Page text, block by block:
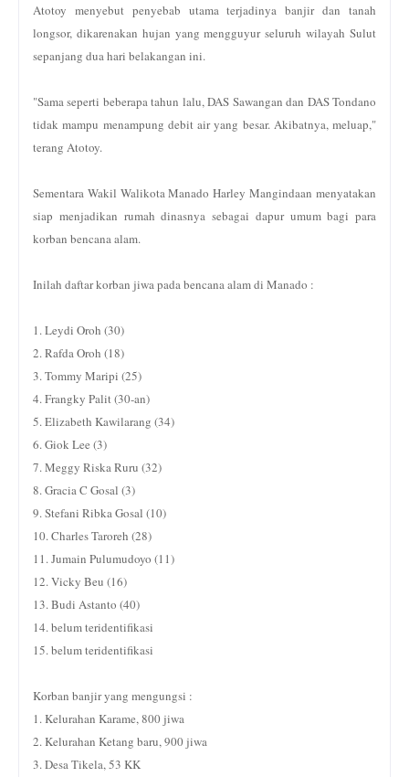
Atotoy menyebut penyebab utama terjadinya banjir dan tanah
longsor, dikarenakan hujan yang mengguyur seluruh wilayah Sulut
sepanjang dua hari belakangan ini.
"Sama seperti beberapa tahun lalu, DAS Sawangan dan DAS Tondano
tidak mampu menampung debit air yang besar. Akibatnya, meluap,"
terang Atotoy.
Sementara Wakil Walikota Manado Harley Mangindaan menyatakan
siap menjadikan rumah dinasnya sebagai dapur umum bagi para
korban bencana alam.
Inilah daftar korban jiwa pada bencana alam di Manado :
1. Leydi Oroh (30)
2. Rafda Oroh (18)
3. Tommy Maripi (25)
4. Frangky Palit (30-an)
5. Elizabeth Kawilarang (34)
6. Giok Lee (3)
7. Meggy Riska Ruru (32)
8. Gracia C Gosal (3)
9. Stefani Ribka Gosal (10)
10. Charles Taroreh (28)
11. Jumain Pulumudoyo (11)
12. Vicky Beu (16)
13. Budi Astanto (40)
14. belum teridentifikasi
15. belum teridentifikasi
Korban banjir yang mengungsi :
1. Kelurahan Karame, 800 jiwa
2. Kelurahan Ketang baru, 900 jiwa
3. Desa Tikela, 53 KK